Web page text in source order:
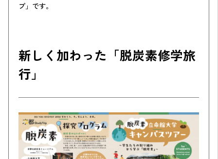
プ」です。
新しく加わった「脱炭素修学旅
行」